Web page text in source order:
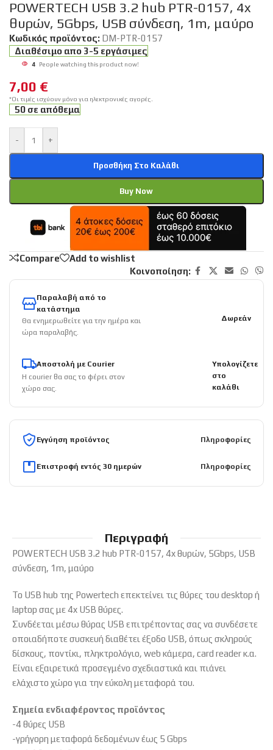
POWERTECH USB 3.2 hub PTR-0157, 4x
θυρών, 5Gbps, USB σύνδεση, 1m, μαύρο
Κωδικός προϊόντος: DM-PTR-0157
Διαθέσιμο απο 3-5 εργάσιμες
4 People watching this product now!
7,00 €
*Οι τιμές ισχύουν μόνο για ηλεκτρονικές αγορές.
50 σε απόθεμα
- +
Προσθήκη Στο Καλάθι
Buy Now
Compare
Add to wishlist
Κοινοποίηση:
Παραλαβή από το
κατάστημα
Θα ενημερωθείτε για την ημέρα και
ώρα παραλαβής.
Δωρεάν
Αποστολή με Courier
Η courier θα σας το φέρει στον
χώρο σας.
Υπολογίζετε
στο
καλάθι
Εγγύηση προϊόντος Πληροφορίες
Επιστροφή εντός 30 ημερών Πληροφορίες
Περιγραφή
POWERTECH USB 3.2 hub PTR-0157, 4x θυρών, 5Gbps, USB
σύνδεση, 1m, μαύρο
Το USB hub της Powertech επεκτείνει τις θύρες του desktop ή
laptop σας με 4x USB θύρες.
Συνδέεται μέσω θύρας USB επιτρέποντας σας να συνδέσετε
οποιαδήποτε συσκευή διαθέτει έξοδο USB, όπως σκληρούς
δίσκους, ποντίκι, πληκτρολόγιο, web κάμερα, card reader κ.α.
Είναι εξαιρετικά προσεγμένο σχεδιαστικά και πιάνει
ελάχιστο χώρο για την εύκολη μεταφορά του.
Σημεία ενδιαφέροντος προϊόντος
-4 θύρες USB
-γρήγορη μεταφορά δεδομένων έως 5 Gbps